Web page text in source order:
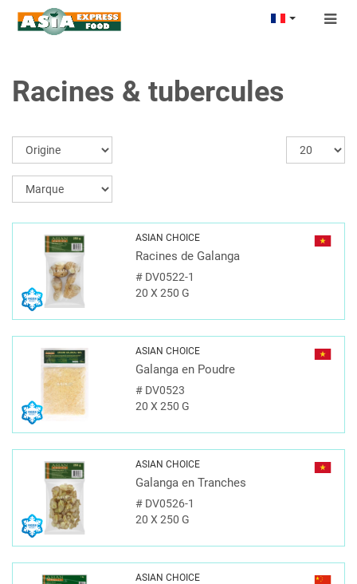
Racines & tubercules
ASIAN CHOICE
Racines de Galanga
#DV0522-1
20 X 250 G
ASIAN CHOICE
Galanga en Poudre
#DV0523
20 X 250 G
ASIAN CHOICE
Galanga en Tranches
#DV0526-1
20 X 250 G
ASIAN CHOICE